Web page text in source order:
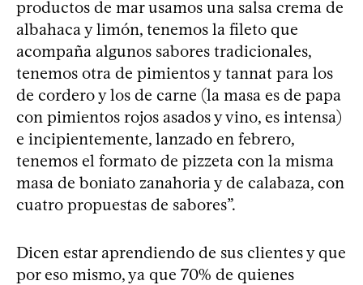
productos de mar usamos una salsa crema de
albahaca y limón, tenemos la fileto que
acompaña algunos sabores tradicionales,
tenemos otra de pimientos y tannat para los
de cordero y los de carne (la masa es de papa
con pimientos rojos asados y vino, es intensa)
e incipientemente, lanzado en febrero,
tenemos el formato de pizzeta con la misma
masa de boniato zanahoria y de calabaza, con
cuatro propuestas de sabores”.
Dicen estar aprendiendo de sus clientes y que
por eso mismo, ya que 70% de quienes